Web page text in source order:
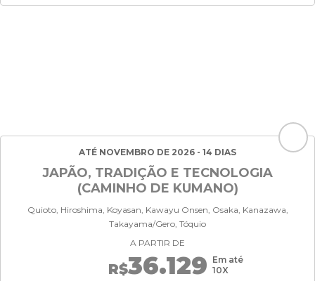
ATÉ NOVEMBRO DE 2026 - 14 DIAS
JAPÃO, TRADIÇÃO E TECNOLOGIA
(CAMINHO DE KUMANO)
Quioto, Hiroshima, Koyasan, Kawayu Onsen, Osaka, Kanazawa,
Takayama/Gero, Tóquio
A PARTIR DE
R$36.129 Em até
10X